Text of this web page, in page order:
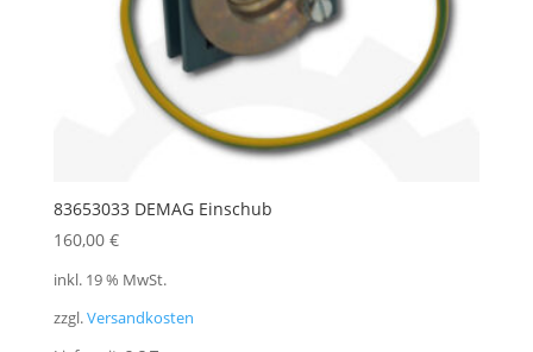
83653033 DEMAG Einschub
160,00 €
inkl. 19 % MwSt.
zzgl.Versandkosten